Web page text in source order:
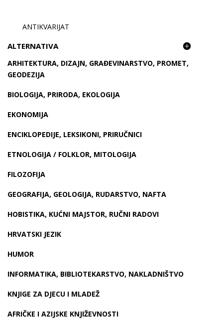
ANTIKVARIJAT
ALTERNATIVA
ARHITEKTURA, DIZAJN, GRAĐEVINARSTVO, PROMET,
GEODEZIJA
BIOLOGIJA, PRIRODA, EKOLOGIJA
EKONOMIJA
ENCIKLOPEDIJE, LEKSIKONI, PRIRUČNICI
ETNOLOGIJA / FOLKLOR, MITOLOGIJA
FILOZOFIJA
GEOGRAFIJA, GEOLOGIJA, RUDARSTVO, NAFTA
HOBISTIKA, KUĆNI MAJSTOR, RUČNI RADOVI
HRVATSKI JEZIK
HUMOR
INFORMATIKA, BIBLIOTEKARSTVO, NAKLADNIŠTVO
KNJIGE ZA DJECU I MLADEŽ
AFRIČKE I AZIJSKE KNJIŽEVNOSTI